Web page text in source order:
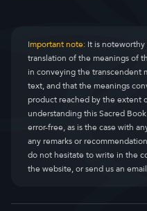
Important note:It is
translation of the meanings of
in conveying the transcendent
text, and that the meanings
product reached by the extent
understanding this Sacred
error-free, as is the case with
any remarks or
do not hesitate to write in the
the website, or send us an